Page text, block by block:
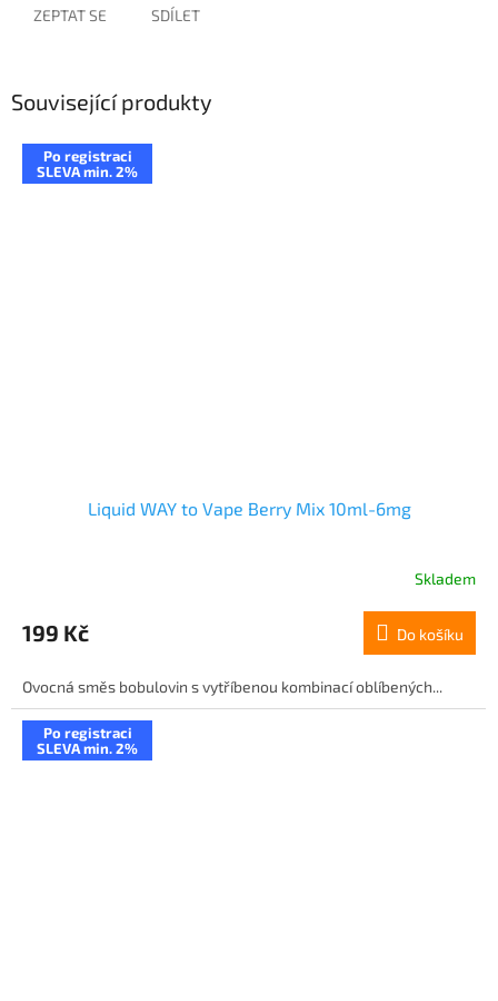
ZEPTAT SE SDÍLET
Související produkty
Po registraci
SLEVA min. 2%
Liquid WAY to Vape Berry Mix 10ml-6mg
Skladem
199 Kč Do košíku
Ovocná směs bobulovin s vytříbenou kombinací oblíbených...
Po registraci
SLEVA min. 2%